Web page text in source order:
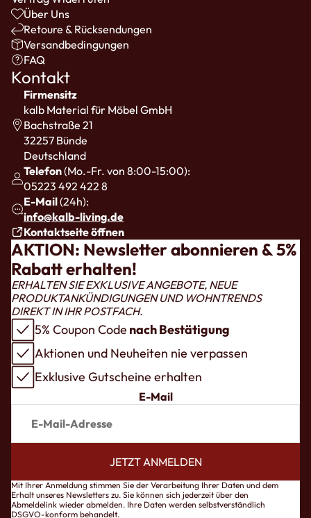
Über Uns
Retoure & Rücksendungen
Versandbedingungen
FAQ
Kontakt
Firmensitz
kalb Material für Möbel GmbH
Bachstraße 21
32257 Bünde
Deutschland
Telefon(Mo.-Fr. von 8:00-15:00):
05223 492 422 8
E-Mail(24h):
info@kalb-living.de
Kontaktseite öffnen
AKTION: Newsletter abonnieren & 5%
Rabatt erhalten!
ERHALTEN SIE EXKLUSIVE ANGEBOTE, NEUE
PRODUKTANKÜNDIGUNGEN UND WOHNTRENDS
DIREKT IN IHR POSTFACH.
5% Coupon Code nach Bestätigung
Aktionen und Neuheiten nie verpassen
Exklusive Gutscheine erhalten
E-Mail
JETZT ANMELDEN
Mit Ihrer Anmeldung stimmen Sie der Verarbeitung Ihrer Daten und dem
Erhalt unseres Newsletters zu. Sie können sich jederzeit über den
Abmeldelink wieder abmelden. Ihre Daten werden selbstverständlich
DSGVO-konform behandelt.